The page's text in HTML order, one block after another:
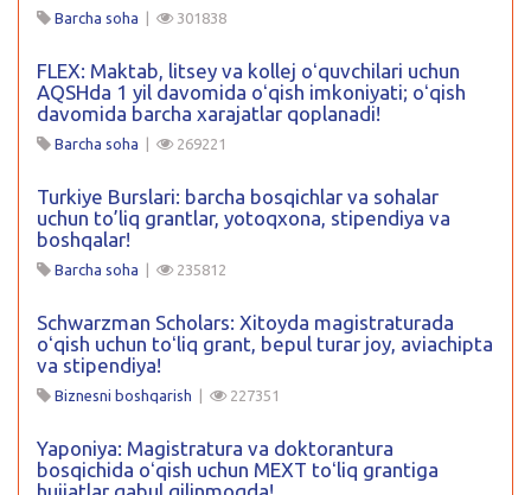
Barcha soha | 301838
FLEX: Maktab, litsey va kollej oʻquvchilari uchun
AQSHda 1 yil davomida oʻqish imkoniyati; oʻqish
davomida barcha xarajatlar qoplanadi!
Barcha soha | 269221
Turkiye Burslari: barcha bosqichlar va sohalar
uchun to’liq grantlar, yotoqxona, stipendiya va
boshqalar!
Barcha soha | 235812
Schwarzman Scholars: Xitoyda magistraturada
oʻqish uchun toʻliq grant, bepul turar joy, aviachipta
va stipendiya!
Biznesni boshqarish | 227351
Yaponiya: Magistratura va doktorantura
bosqichida oʻqish uchun MEXT toʻliq grantiga